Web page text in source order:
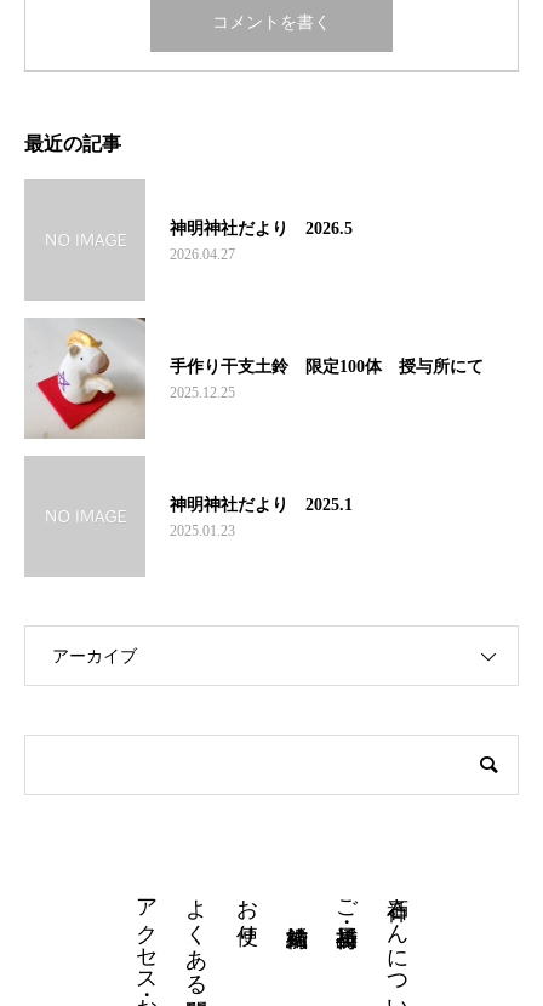
最近の記事
神明神社だより 2026.5
2026.04.27
手作り干支土鈴 限定100体 授与所にて
2025.12.25
神明神社だより 2025.1
2025.01.23
アーカイブ
石神さんについて
ご祈祷・授与品
お便り
よくある質問